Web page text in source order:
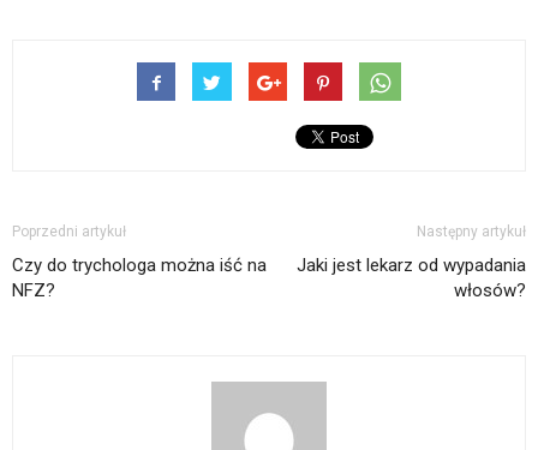
Poprzedni artykuł
Czy do trychologa można iść na
NFZ?
Następny artykuł
Jaki jest lekarz od wypadania
włosów?